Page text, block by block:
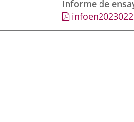
Informe de